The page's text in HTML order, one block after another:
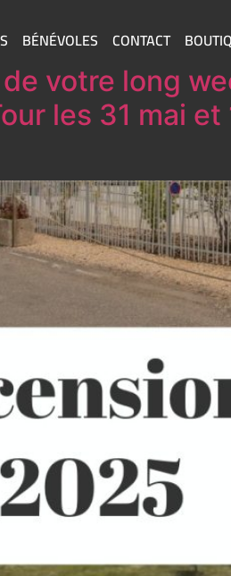
BÉNÉVOLES CONTACT
votre long
les 31 mai